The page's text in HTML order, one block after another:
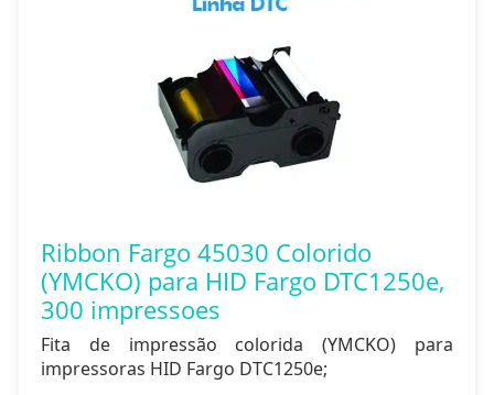
Ribbon Fargo 45030 Colorido
(YMCKO) para HID Fargo DTC1250e,
300 impressoes
Fita de impressão colorida (YMCKO) para
impressoras HID Fargo DTC1250e;